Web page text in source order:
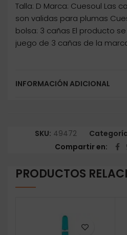
Talla: D Marca: Cuesoul Las
son validas para plumas
bolsa: 3 cañas El producto
juego de 3 cañas de la
INFORMACIÓN ADICIONAL
SKU: 49472
Compartir en
PRODUCTOS